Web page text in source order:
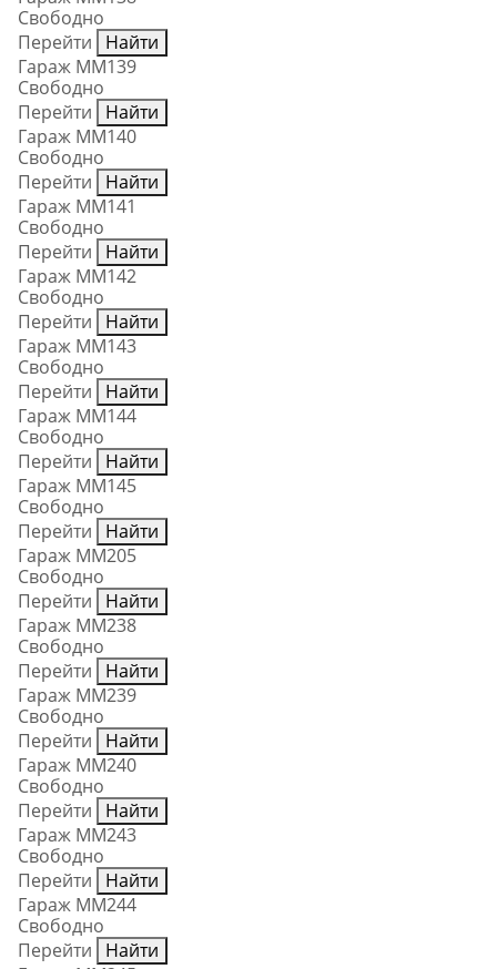
Свободно
Перейти
Найти
Гараж ММ139
Свободно
Перейти
Найти
Гараж ММ140
Свободно
Перейти
Найти
Гараж ММ141
Свободно
Перейти
Найти
Гараж ММ142
Свободно
Перейти
Найти
Гараж ММ143
Свободно
Перейти
Найти
Гараж ММ144
Свободно
Перейти
Найти
Гараж ММ145
Свободно
Перейти
Найти
Гараж ММ205
Свободно
Перейти
Найти
Гараж ММ238
Свободно
Перейти
Найти
Гараж ММ239
Свободно
Перейти
Найти
Гараж ММ240
Свободно
Перейти
Найти
Гараж ММ243
Свободно
Перейти
Найти
Гараж ММ244
Свободно
Перейти
Найти